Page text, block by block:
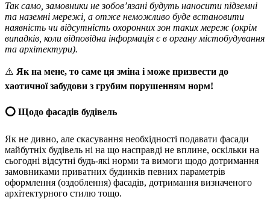
Так само, замовники не зобов’язані будуть наносити підземні
та наземні мережі, а отже неможливо буде встановити
наявність чи відсутність охоронних зон таких мереж (окрім
випадків, коли відповідна інформація є в органу містобудування
та архітектури).
⚠️ Як на мене, то саме ця зміна і може призвести до
хаотичної забудови з грубим порушенням норм!
⭕️ Щодо фасадів будівель
Як не дивно, але скасування необхідності подавати фасади
майбутніх будівель ні на що насправді не вплине, оскільки на
сьогодні відсутні будь-які норми та вимоги щодо дотримання
замовниками приватних будинків певних параметрів
оформлення (оздоблення) фасадів, дотримання визначеного
архітектурного стилю тощо.